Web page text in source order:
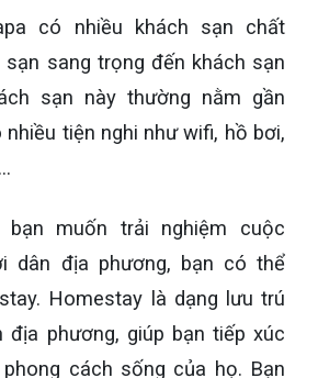
có nhiều khách sạn chất
sang trọng đến khách sạn
sạn này thường nằm gần
tiện nghi như wifi, hồ bơi,
bạn muốn trải nghiệm cuộc
dân địa phương, bạn có thể
Homestay là dạng lưu trú
địa phương, giúp bạn tiếp xúc
cách sống của họ. Bạn